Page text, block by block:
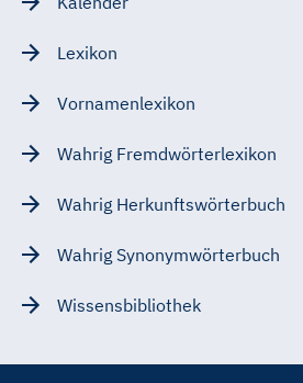
Lexikon
Vornamenlexikon
Wahrig Fremdwörterlexikon
Wahrig Herkunftswörterbuch
Wahrig Synonymwörterbuch
Wissensbibliothek